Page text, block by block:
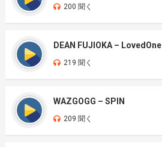
200 聞く
DEAN FUJIOKA – LovedOne
219 聞く
WAZGOGG – SPIN
209 聞く